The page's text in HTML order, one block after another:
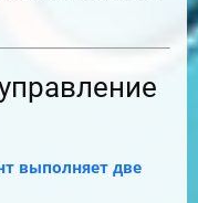
выполняет две